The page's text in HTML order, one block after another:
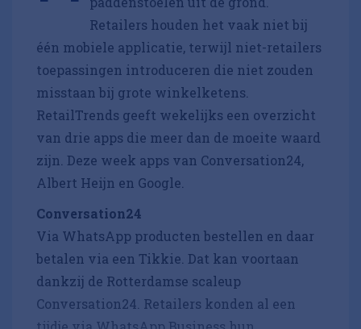
Retailers houden het vaak niet bij
één mobiele applicatie, terwijl niet-retailers
toepassingen introduceren die niet zouden
misstaan bij grote winkelketens.
RetailTrends geeft wekelijks een overzicht
van drie apps die meer dan de moeite waard
zijn. Deze week apps van Conversation24,
Albert Heijn en Google.
Conversation24
Via WhatsApp producten bestellen en daar
betalen via een Tikkie. Dat kan voortaan
dankzij de Rotterdamse scaleup
Conversation24. Retailers konden al een